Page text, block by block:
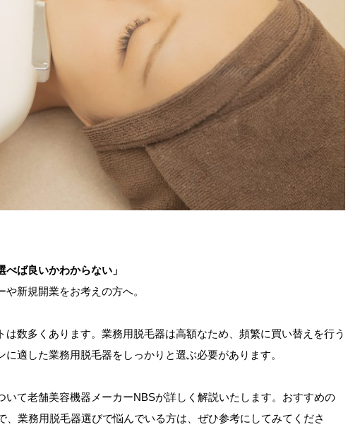
べば良いかわからない」
新規開業をお考えの方へ。
数多くあります。業務用脱毛器は高額なため、頻繁に買い替えを行う
適した業務用脱毛器をしっかりと選ぶ必要があります。
て老舗美容機器メーカーNBSが詳しく解説いたします。おすすめの
、業務用脱毛器選びで悩んでいる方は、ぜひ参考にしてみてくださ